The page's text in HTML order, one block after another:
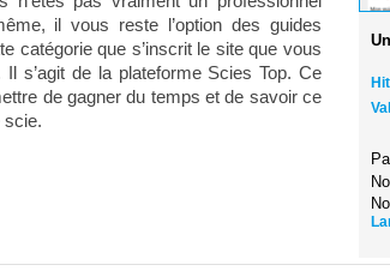
il vous reste l’option des guides
catégorie que s’inscrit le site que vous
s’agit de la plateforme Scies Top. Ce
de gagner du temps et de savoir ce
scie.